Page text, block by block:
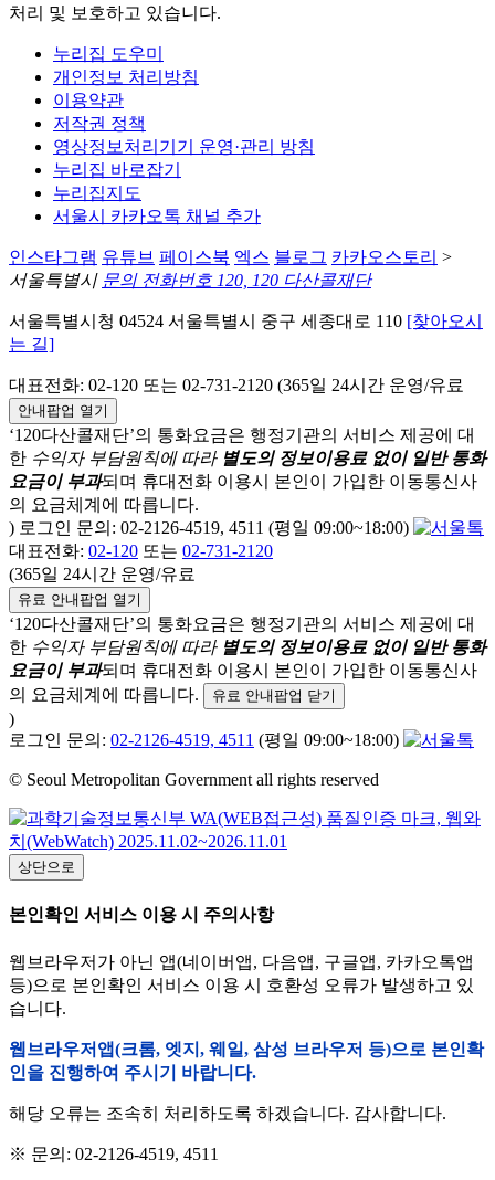
처리 및 보호하고 있습니다.
누리집 도우미
개인정보 처리방침
이용약관
저작권 정책
영상정보처리기기 운영·관리 방침
누리집 바로잡기
누리집지도
서울시 카카오톡 채널 추가
인스타그램 유튜브 페이스북 엑스 블로그 카카오스토리 >
서울특별시 문의 전화번호 120, 120 다산콜재단
서울특별시청 04524 서울특별시 중구 세종대로 110 [찾아오시
는 길]
대표전화: 02-120 또는 02-731-2120 (365일 24시간 운영/유료
안내팝업 열기
‘120다산콜재단’의 통화요금은 행정기관의 서비스 제공에 대
한 수익자 부담원칙에 따라 별도의 정보이용료 없이 일반 통화
요금이 부과되며 휴대전화 이용시 본인이 가입한 이동통신사
의 요금체계에 따릅니다.
) 로그인 문의: 02-2126-4519, 4511 (평일 09:00~18:00)
대표전화: 02-120 또는 02-731-2120
(365일 24시간 운영/유료
유료 안내팝업 열기
‘120다산콜재단’의 통화요금은 행정기관의 서비스 제공에 대
한 수익자 부담원칙에 따라 별도의 정보이용료 없이 일반 통화
요금이 부과되며 휴대전화 이용시 본인이 가입한 이동통신사
의 요금체계에 따릅니다.
유료 안내팝업 닫기
)
로그인 문의: 02-2126-4519, 4511 (평일 09:00~18:00)
© Seoul Metropolitan Government all rights reserved
상단으로
본인확인 서비스 이용 시 주의사항
웹브라우저가 아닌 앱(네이버앱, 다음앱, 구글앱, 카카오톡앱
등)으로 본인확인 서비스 이용 시 호환성 오류가 발생하고 있
습니다.
웹브라우저앱(크롬, 엣지, 웨일, 삼성 브라우저 등)으로 본인확
인을 진행하여 주시기 바랍니다.
해당 오류는 조속히 처리하도록 하겠습니다. 감사합니다.
※ 문의: 02-2126-4519, 4511